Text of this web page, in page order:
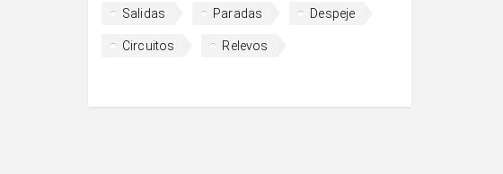
Salidas Paradas Despeje
Circuitos Relevos